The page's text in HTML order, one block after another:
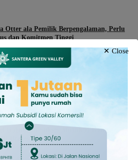
Otter ala Pemilik Berpengalaman, Perlu
dan Komitmen Tinggi
Berbahasa Tegal “Mlaku-Mlaku Nang
Yogya Mall Tegal
Gabungan Sukses Amankan Konser
Brebes
✕ Close